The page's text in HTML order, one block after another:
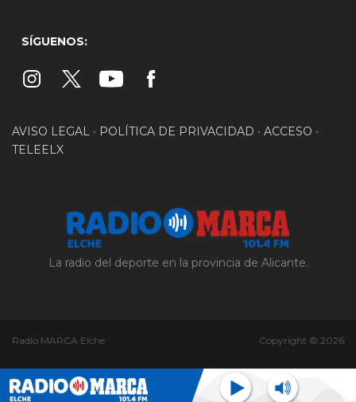
SÍGUENOS:
AVISO LEGAL • POLÍTICA DE PRIVACIDAD • ACCESO •
TELEELX
La radio del deporte en la provincia de Alicante.
Radio MARCA Elche Copyright © 2026